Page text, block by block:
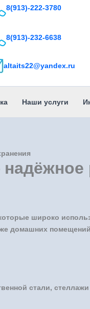
8(913)-222-3780
8(913)-232-6638
altaits22@yandex.ru
Наши услуги
широко
домашних
стали,